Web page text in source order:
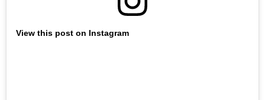
View this post on Instagram